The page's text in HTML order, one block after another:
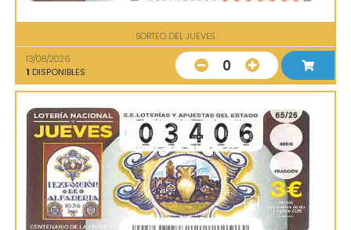
SORTEO DEL JUEVES
13/08/2026
1 DISPONIBLES 0